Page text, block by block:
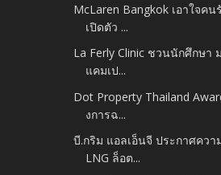
McLaren Bangkok เอาใจคน
เปิดตัว ...
La Ferly Clinic ชวนนักศึกษา
แคมเป...
Dot Property Thailand
งการฉ...
บี.กริม แอลเอ็นจี ประกาศควา
LNG ล็อต...